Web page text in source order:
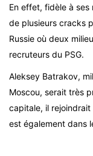
En effet, fidèle à ses
de plusieurs cracks
Russie où deux
recruteurs du PSG.
Aleksey Batrakov,
Moscou, serait très
capitale, il rejoindrait
est également dans